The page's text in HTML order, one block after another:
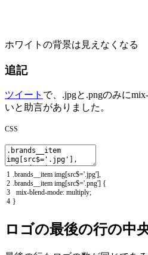
ホワイトの背景は見えなくなる
追記
ツイート で、.jpgと.pngのみに
いと助言がありました。
CSS
1
2
3
4
.brands__item img[src$='.jpg'],
.brands__item img[src$='.png'] {
mix-blend-mode: multiply;
}
ロゴの最後の行の中